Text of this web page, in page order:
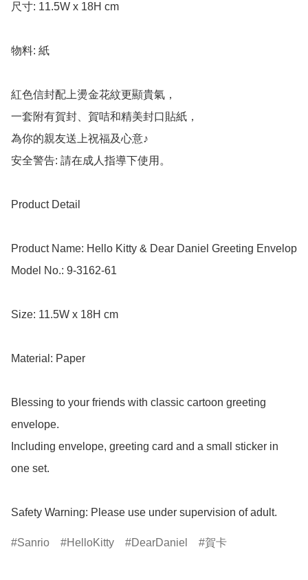
尺寸: 11.5W x 18H cm
物料: 紙
紅色信封配上燙金花紋更顯貴氣，
一套附有賀封、賀咭和精美封口貼紙，
為你的親友送上祝福及心意♪
安全警告: 請在成人指導下使用。
Product Detail
Product Name: Hello Kitty & Dear Daniel Greeting Envelop
Model No.: 9-3162-61
Size: 11.5W x 18H cm
Material: Paper
Blessing to your friends with classic cartoon greeting
envelope.
Including envelope, greeting card and a small sticker in
one set.
Safety Warning: Please use under supervision of adult.
Sanrio HelloKitty DearDaniel 賀卡